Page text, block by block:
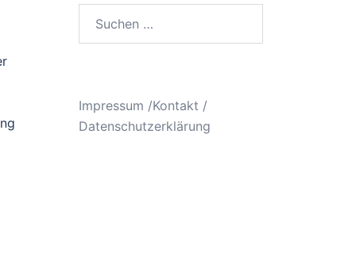
Impressum /Kontakt /
Datenschutzerklärung